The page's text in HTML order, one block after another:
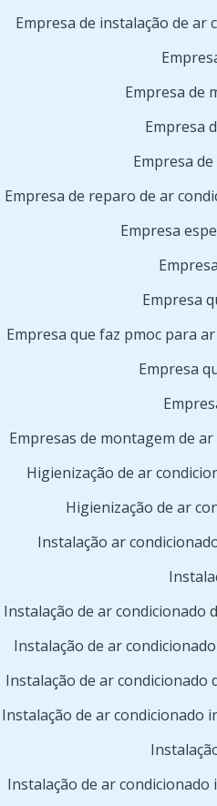
Empresa de instalação de ar
Empresa de
Empresa
Empresa
Empresa de reparo de ar
Empresa
Empresa
Empresa que faz pmoc para
Empresa
Empresas de montagem de
Higienização de ar
Higienização de ar
Instalação ar
Instalação de ar condicionado
Instalação de ar
Instalação de ar condicionado
Instalação de ar condicionado
Instalação de ar